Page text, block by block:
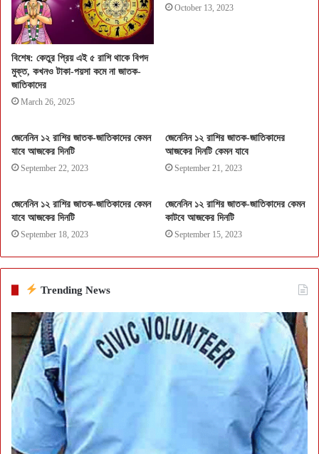
বিশেষ: কেতুর প্রিয় এই ৫ রাশি থাকে বিপদ
মুক্ত, কখনও টাকা-পয়সা কমে না জাতক-
জাতিকাদের
March 26, 2025
October 13, 2023
জেনেনিন ১২ রাশির জাতক-জাতিকাদের কেমন
যাবে আজকের দিনটি
September 22, 2023
জেনেনিন ১২ রাশির জাতক-জাতিকাদের
আজকের দিনটি কেমন যাবে
September 21, 2023
জেনেনিন ১২ রাশির জাতক-জাতিকাদের কেমন
যাবে আজকের দিনটি
September 18, 2023
জেনেনিন ১২ রাশির জাতক-জাতিকাদের কেমন
কাটবে আজকের দিনটি
September 15, 2023
Trending News